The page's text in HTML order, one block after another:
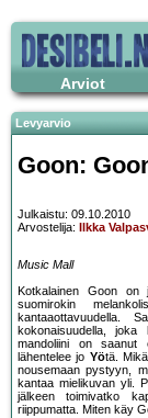
Arviot
Levyarvio
Goon:
Julkaistu: 09.10.2010
Arvostelija:
Ilkka
Music Mall
Kotkalainen Goon on
suomirokin
kantaaottavuudella.
kokonaisuudella,
mandoliini on saanut
lähentelee jo Yötä.
nousemaan pystyyn,
kantaa mielikuvan yli.
jälkeen toimivatko
riippumatta. Miten käy